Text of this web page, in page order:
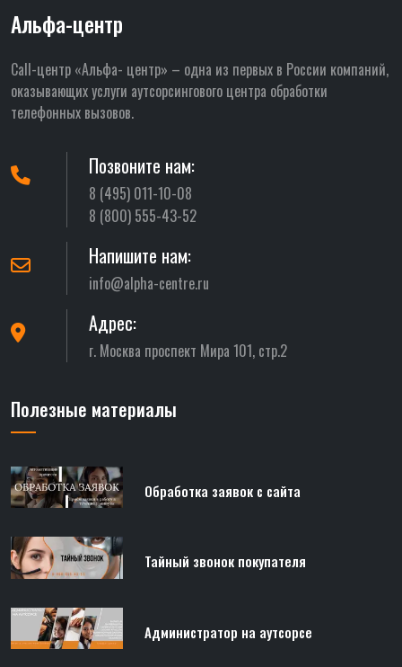
Альфа-центр
Call-центр «Альфа- центр» – одна из первых в России компаний,
оказывающих услуги аутсорсингового центра обработки
телефонных вызовов.
Позвоните нам:
8 (495) 011-10-08
8 (800) 555-43-52
Напишите нам:
info@alpha-centre.ru
Адрес:
г. Москва проспект Мира 101, стр.2
Полезные материалы
Обработка заявок с сайта
Тайный звонок покупателя
Администратор на аутсорсе